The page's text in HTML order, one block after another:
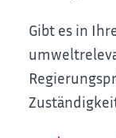
Gibt es in